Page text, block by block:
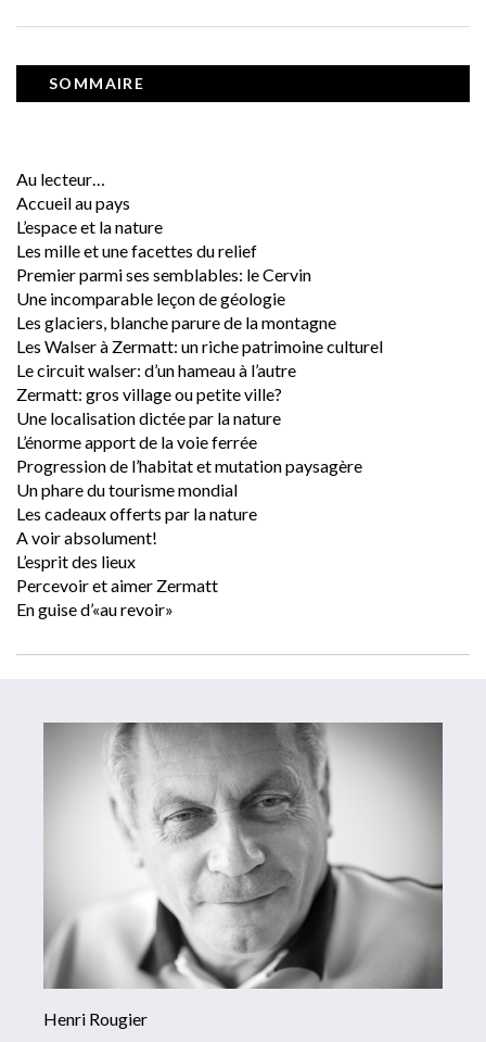
SOMMAIRE
Au lecteur…
Accueil au pays
L’espace et la nature
Les mille et une facettes du relief
Premier parmi ses semblables: le Cervin
Une incomparable leçon de géologie
Les glaciers, blanche parure de la montagne
Les Walser à Zermatt: un riche patrimoine culturel
Le circuit walser: d’un hameau à l’autre
Zermatt: gros village ou petite ville?
Une localisation dictée par la nature
L’énorme apport de la voie ferrée
Progression de l’habitat et mutation paysagère
Un phare du tourisme mondial
Les cadeaux offerts par la nature
A voir absolument!
L’esprit des lieux
Percevoir et aimer Zermatt
En guise d’«au revoir»
Henri Rougier